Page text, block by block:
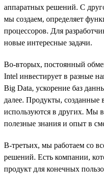
аппаратных решений. С
мы создаем, определяет
процессоров. Для
новые интересные задачи.
Во-вторых, постоянный
Intel инвестирует в разные
Big Data, ускорение баз
далее. Продукты, созданные
используются в других. Мы
полезные знания и опыт в
В-третьих, мы работаем со
решений. Есть компании,
продукт для конечных